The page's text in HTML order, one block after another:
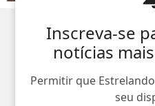
Inscreva-se
notícias
Permitir que
seu